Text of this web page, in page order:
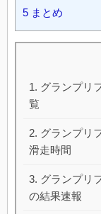
5 まとめ
グランプリ
覧
グランプリ
滑走時間
グランプリ
の結果速報